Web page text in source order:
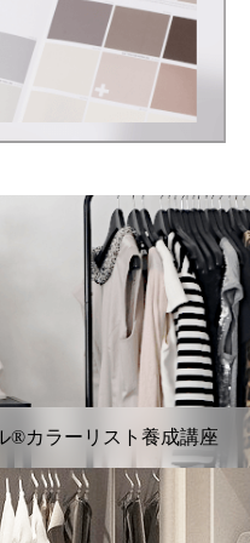
®カラーリスト養成講座